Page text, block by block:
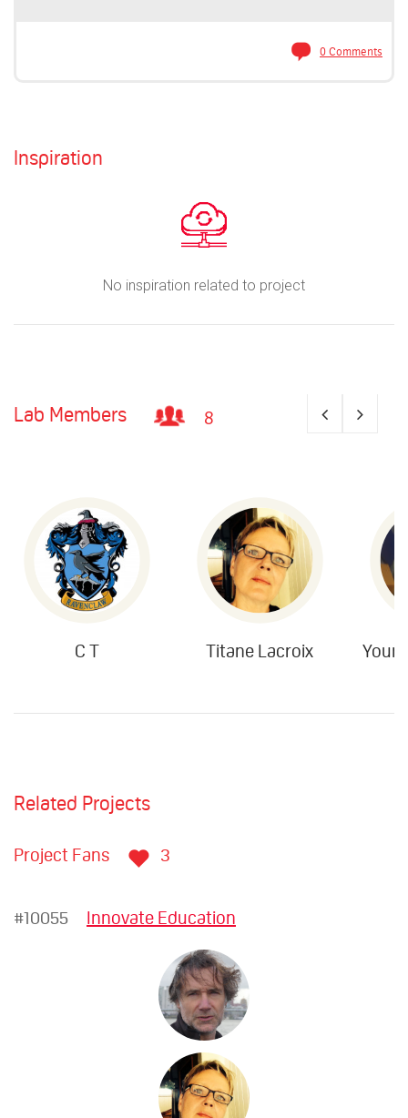
0 Comments
Inspiration
No inspiration related to project
Lab Members 8
C T Titane Lacroix
Related Projects
Project Fans 3
#10055 Innovate Education